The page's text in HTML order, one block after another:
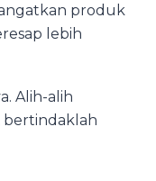
produk
lebih
Alih-alih
bertindaklah